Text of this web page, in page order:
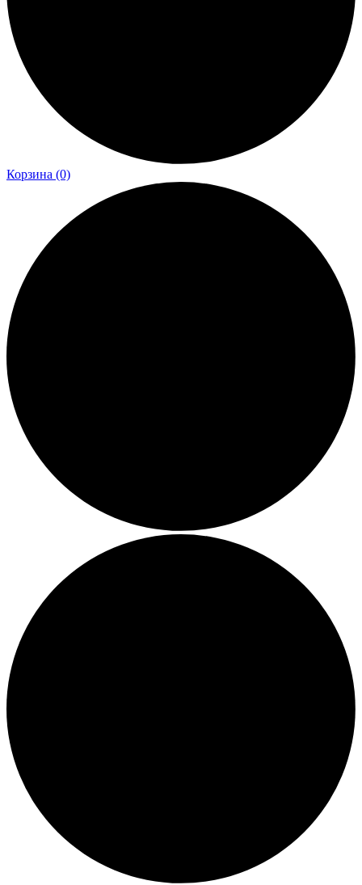
Корзина (0)